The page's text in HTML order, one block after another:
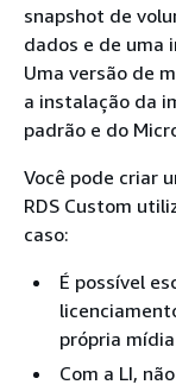
snapshot de
dados e de uma
Uma versão de
a instalação da
padrão e do
Você pode criar
RDS Custom
caso:
É possível
própria mídia
Com a LI,